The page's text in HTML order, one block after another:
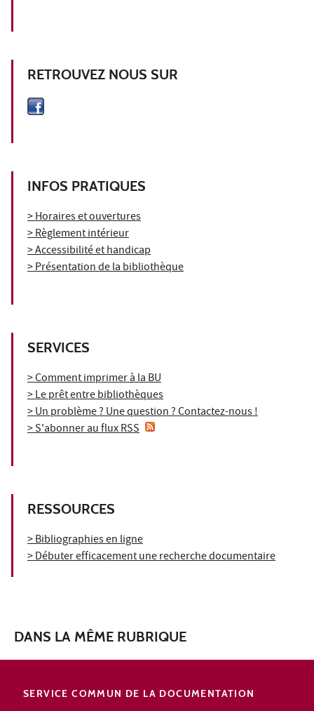
RETROUVEZ NOUS SUR
INFOS PRATIQUES
> Horaires et ouvertures
> Règlement intérieur
> Accessibilité et handicap
> Présentation de la bibliothèque
SERVICES
> Comment imprimer à la BU
> Le prêt entre bibliothèques
> Un problème ? Une question ? Contactez-nous !
> S'abonner au flux RSS
RESSOURCES
> Bibliographies en ligne
> Débuter efficacement une recherche documentaire
DANS LA MÊME RUBRIQUE
SERVICE COMMUN DE LA DOCUMENTATION